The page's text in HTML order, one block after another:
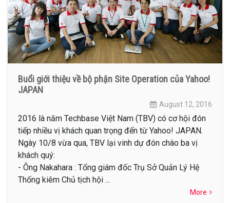
Buổi giới thiệu về bộ phận Site Operation của Yahoo!
JAPAN
August 12, 2016
2016 là năm Techbase Việt Nam (TBV) có cơ hội đón
tiếp nhiều vị khách quan trọng đến từ Yahoo! JAPAN.
Ngày 10/8 vừa qua, TBV lại vinh dự đón chào ba vị
khách quý:
- Ông Nakahara : Tổng giám đốc Trụ Sở Quản Lý Hệ
Thống kiêm Chủ tịch hội ...
More